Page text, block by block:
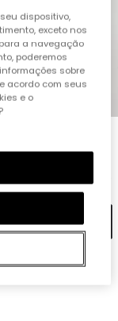
dispositivo,
exceto nos
a navegação
poderemos
sobre
acordo com seus
e o